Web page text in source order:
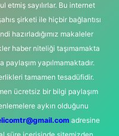
etmiş sayılırlar. Bu internet
şirketi ile hiçbir bağlantısı
hazırladığımız makaleler
haber niteliği taşımamakta
yapılmamaktadır.
tamamen tesadüfidir.
ücretsiz bir bilgi paylaşım
aykırı olduğunu
adresine